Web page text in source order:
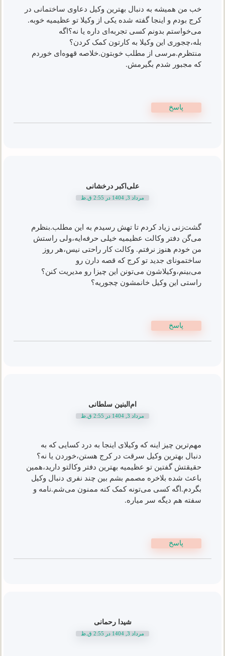
خب من همیشه به دنبال بهترین وکیل دعاوی ساختمانی در
کرج بودم و اینجا گفته شده یکی از وکیلا تو عظیمیه خوبه.
می‌خواستم بدونم کسی تجربه‌ای داره یا نه؟اگه
بله،چجوری این وکیلا به کارتون کمک کردن؟
منتظرم.مرسی از مطلب خوبتون.خلاصه قهوه‌ای خوردم
که مجبور شدم بگیرمش.
پاسخ
علی‌اکبر درخشانی
مرداد 3, 1404 در 2:55 ق.ظ
گشت‌زنی زیاد کردم تا تهش رسیدم به این مطلب.بنظرم
می‌گن دفتر وکالت عظیمیه خیلی حرفه‌ایه،ولی راستش
من خودم هنوز نرفتم. وکالت کار راحتی نیس،هر روز
ساختمونای جدید تو کرج که قصه دارن رو
می‌بینم،وکیلاشون می‌تونن این چیزا رو مدیریت کنن؟
راستی این وکیل خانمشون چجوریه؟
پاسخ
ام‌البنین سلطانی
مرداد 3, 1404 در 2:55 ق.ظ
مهم‌ترین چیز اینه که وکیلای اینجا به درد کسایی که به
دنبال بهترین وکیل سرقت در کرج هستن،خوردن یا نه؟
حقیقتش گفتین تو عظیمیه بهترین دفتر وکالتو دارید،همین
باعث شده بلاخره مصمم بشم بین چند نفری دنبال وکیل
بگردم.اگه کسی می‌تونه کمک کنه ممنون می‌شم.نامه و
سفته هم دیگه سر میاره.
پاسخ
شیدا رحمانی
مرداد 3, 1404 در 2:55 ق.ظ